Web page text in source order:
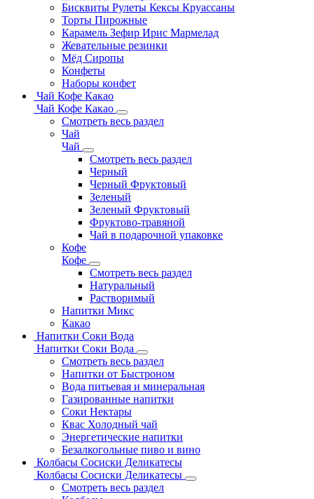
Бисквиты Рулеты Кексы Круассаны
Торты Пирожные
Карамель Зефир Ирис Мармелад
Жевательные резинки
Мёд Сиропы
Конфеты
Наборы конфет
Чай Кофе Какао
Чай Кофе Какао
Смотреть весь раздел
Чай
Чай
Смотреть весь раздел
Черный
Черный Фруктовый
Зеленый
Зеленый Фруктовый
Фруктово-травяной
Чай в подарочной упаковке
Кофе
Кофе
Смотреть весь раздел
Натуральный
Растворимый
Напитки Микс
Какао
Напитки Соки Вода
Напитки Соки Вода
Смотреть весь раздел
Напитки от Быстроном
Вода питьевая и минеральная
Газированные напитки
Соки Нектары
Квас Холодный чай
Энергетические напитки
Безалкогольные пиво и вино
Колбасы Сосиски Деликатесы
Колбасы Сосиски Деликатесы
Смотреть весь раздел